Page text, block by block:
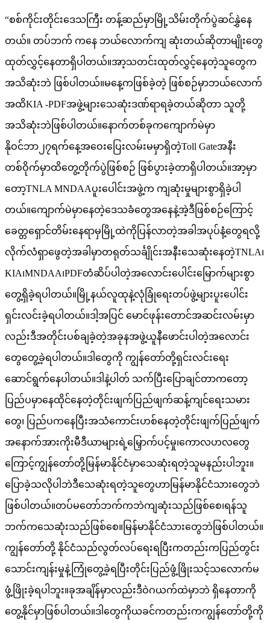
“စစ်ကိုင်းတိုင်းဒေသကြီး တန့်ဆည်မှာမြို့သိမ်းတိုက်ပွဲဆင်နွှဲနေ
တယ်။ တပ်ဘက် ကနေ ဘယ်လောက်ကျ ဆုံးတယ်ဆိုတာမျိုးတွေ
ထုတ်လွှင့်နေတာရှိပါတယ်။အာ့သတင်းထုတ်လွှင့်နေတဲ့သူတွေက
အသိဆုံးဘဲ ဖြစ်ပါတယ်။မနေ့ကဖြစ်ခဲ့တဲ့ ဖြစ်စဉ်မှာဘယ်လောက်
အထိKIA -PDFအဖွဲ့များသေဆုံးဒဏ်ရာရခဲ့တယ်ဆိုတာ သူတို့
အသိဆုံးဘဲဖြစ်ပါတယ်။နောက်တစ်ခုကကျောက်မဲမှာ
နိုဝင်ဘာ၂၇ရက်နေ့အဝေးပြေးလမ်းမမှာရှိတဲ့Toll Gateအနီး
တစ်ဝိုက်မှာထိတွေ့တိုက်ပွဲဖြစ်စဉ် ဖြစ်ပွားခဲ့တာရှိပါတယ်။အာ့မှာ
တော့TNLA MNDAAပူးပေါင်းအဖွဲ့က ကျဆုံးမှုများစွာရှိခဲ့ပါ
တယ်။ကျောက်မဲမှာနေတဲ့ဒေသခံတွေအနေနဲ့အဲ့ဒီဖြစ်စဉ်ကြောင့်
ခေတ္တရှောင်တိမ်းနေရာမှမြို့ထဲကိုပြန်လာတဲ့အခါအပုပ်နံ့တွေရလို့
လိုက်လံရှာဖွေတဲ့အခါမှာတရုတ်သင်္ချိုင်းအနီးသေဆုံးနေတဲ့TNLA၊
KIA၊MNDAA၊PDFတံဆိပ်ပါတဲ့အလောင်းပေါင်းမြောက်များစွာ
တွေ့ရှိခဲ့ရပါတယ်။မြို့နယ်လူထုနဲ့လုံခြုံရေးတပ်ဖွဲ့များပူးပေါင်း
ရှင်းလင်းခဲ့ရပါတယ်။ဒါ့အပြင် မောင်ဖုန်းတောင်အဆင်းလမ်းမှာ
လည်းဒီအတိုင်းပစ်ချခဲ့တဲ့အခုနအဖွဲ့ယူနီဖောင်းပါတဲ့အလောင်း
တွေတွေ့ခဲ့ရပါတယ်။ဒါတွေကို ကျွန်တော်တို့ရှင်းလင်းရေး
ဆောင်ရွက်နေပါတယ်။ဒါနဲ့ပါတ် သက်ပြီးပြောချင်တာကတော့
ပြည်ပမှာနေထိုင်နေတဲ့တိုင်းဖျက်ပြည်ဖျက်ဆန့်ကျင်ရေးသမား
တွေ၊ ပြည်ပကနေပြီးအသံကောင်းဟစ်နေတဲ့တိုင်းဖျက်ပြည်ဖျက်
အနောက်အားကိုးမီဒီယာများရဲ့မြှောက်ပင့်မှု၊ကောလဟလတွေ
ကြောင့်ကျွန်တော်တို့မြန်မာနိုင်ငံမှာသေဆုံးရတဲ့သူမနည်းပါဘူး။
ပြောခဲ့သလိုပါဘဲဒီသေဆုံးရတဲ့သူတွေဟာမြန်မာနိုင်ငံသားတွေဘဲ
ဖြစ်ပါတယ်။တပ်မတော်ဘက်ကဘဲကျဆုံးသည်ဖြစ်စေ၊ရန်သူ
ဘက်ကသေဆုံးသည်ဖြစ်စေ။မြန်မာနိုင်ငံသားတွေဘဲဖြစ်ပါတယ်။
ကျွန်တော်တို့ နိုင်ငံသည်လွတ်လပ်ရေးရပြီးကတည်းကပြည်တွင်း
သောင်းကျန်းမှုနဲ့ကြုံတွေ့ခဲ့ရပြီးတိုင်းပြည်ဖွံ့ဖြိုးသင့်သလောက်မ
ဖွံ့ဖြိုးခဲ့ရပါဘူး။ခုအချိန်မှာလည်းဒီဝဲဂယက်ထဲမှာဘဲ ရှိနေတာကို
တွေ့နိုင်မှာဖြစ်ပါတယ်။ဒါတွေကိုယခင်ကတည်းကကျွန်တော်တို့ကို